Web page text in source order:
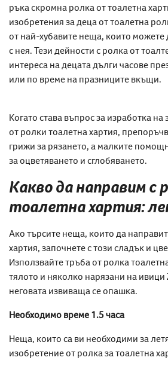
ръка скромна ролка от тоалетна
изобретения за деца от тоалетна
от най-хубавите неща, които
с нея. Тези дейности с ролка от
интереса на децата дълги часове
или по време на празниците вкъщи.
Когато става въпрос за изработка
от ролки тоалетна хартия,
грижи за рязането, а малките
за оцветяването и сглобяването.
Какво да направим с
тоалетна хартия:
Ако търсите неща, които да
хартия, започнете с този сладък и
Използвайте тръба от ролка
тялото и няколко нарязани на ивици
неговата извиваща се опашка.
Необходимо време 1.5 часа
Неща, които са ви необходими за
изобретение от ролка за тоалетна